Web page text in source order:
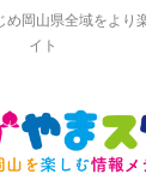
岡山県全域をより
イト